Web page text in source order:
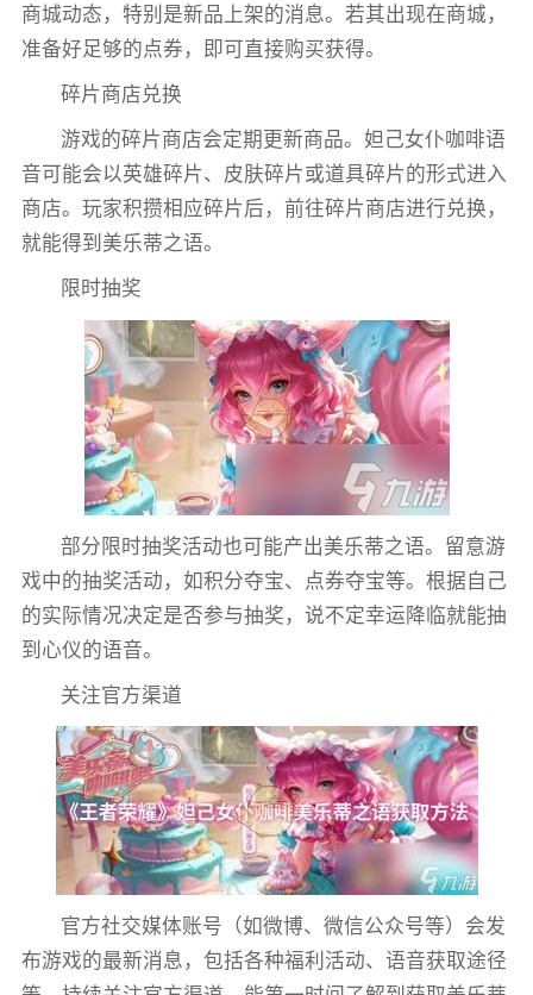
商城动态，特别是新品上架的消息。若其出现在商城，
准备好足够的点券，即可直接购买获得。
碎片商店兑换
游戏的碎片商店会定期更新商品。妲己女仆咖啡语
音可能会以英雄碎片、皮肤碎片或道具碎片的形式进入
商店。玩家积攒相应碎片后，前往碎片商店进行兑换，
就能得到美乐蒂之语。
限时抽奖
部分限时抽奖活动也可能产出美乐蒂之语。留意游
戏中的抽奖活动，如积分夺宝、点券夺宝等。根据自己
的实际情况决定是否参与抽奖，说不定幸运降临就能抽
到心仪的语音。
关注官方渠道
官方社交媒体账号（如微博、微信公众号等）会发
布游戏的最新消息，包括各种福利活动、语音获取途径